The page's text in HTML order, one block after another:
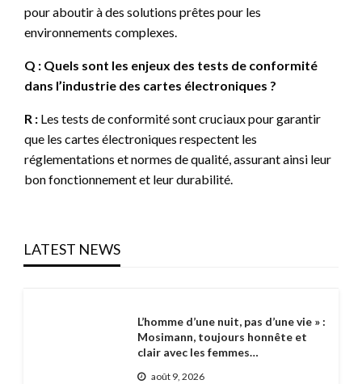
pour aboutir à des solutions prêtes pour les
environnements complexes.
Q : Quels sont les enjeux des tests de conformité
dans l’industrie des cartes électroniques ?
R : Les tests de conformité sont cruciaux pour garantir
que les cartes électroniques respectent les
réglementations et normes de qualité, assurant ainsi leur
bon fonctionnement et leur durabilité.
LATEST NEWS
L’homme d’une nuit, pas d’une vie » :
Mosimann, toujours honnête et
clair avec les femmes…
août 9, 2026